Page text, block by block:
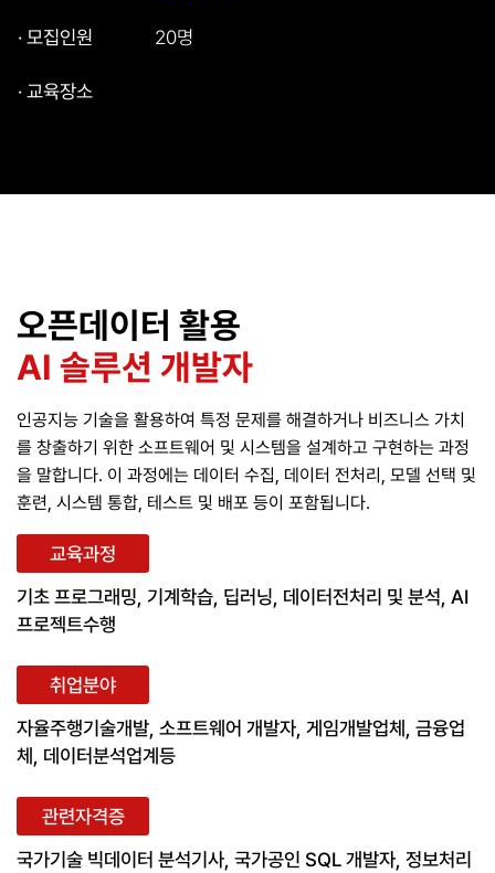
· 모집인원 20명
· 교육장소
오픈데이터 활용
AI 솔루션 개발자
인공지능 기술을 활용하여 특정 문제를 해결하거나 비즈니스 가치
를 창출하기 위한 소프트웨어 및 시스템을 설계하고 구현하는 과정
을 말합니다. 이 과정에는 데이터 수집, 데이터 전처리, 모델 선택 및
훈련, 시스템 통합, 테스트 및 배포 등이 포함됩니다.
교육과정
기초 프로그래밍, 기계학습, 딥러닝, 데이터전처리 및 분석, AI
프로젝트수행
취업분야
자율주행기술개발, 소프트웨어 개발자, 게임개발업체, 금융업
체, 데이터분석업계등
관련자격증
국가기술 빅데이터 분석기사, 국가공인 SQL 개발자, 정보처리